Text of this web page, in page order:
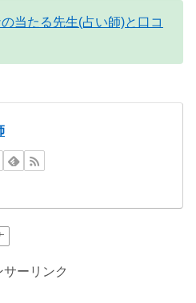
当たる先生(占い師)と口コ
サーリンク